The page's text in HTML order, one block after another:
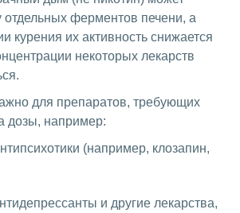
отдельных ферментов печени, а
курения их активность снижается
некоторых лекарств
для препаратов, требующих
дозы, например:
(например, клозапин,
и другие лекарства,